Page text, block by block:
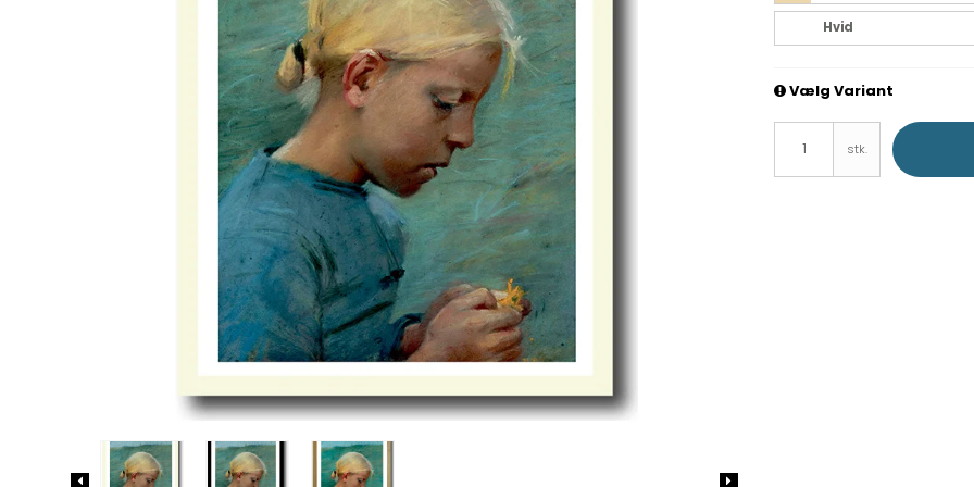
Biler og maskiner
Bøger med flapper
Billedordbøger
Findebøger
Fodbold
Heste
Vilde dyr
Kontrastbøger
Hvid
Vælg Variant
stk.